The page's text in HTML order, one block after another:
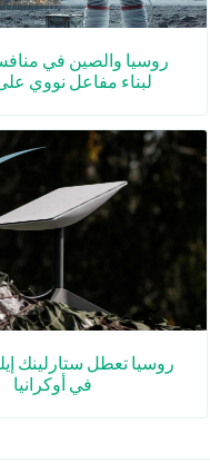
روسيا والصين في
لبناء مفاعل نووي
روسيا تعطل ستارلينك
في أوكرانيا